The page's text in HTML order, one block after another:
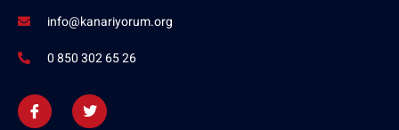
info@kanariyorum.org
0 850 302 65 26